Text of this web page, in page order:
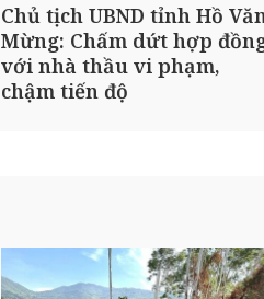
Chủ tịch UBND tỉnh Hồ
Mừng: Chấm dứt hợp
với nhà thầu vi phạm,
chậm tiến độ